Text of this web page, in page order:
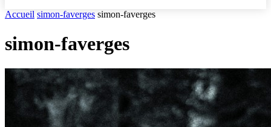
Accueil simon-faverges simon-faverges
simon-faverges